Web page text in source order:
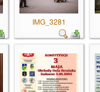
IMG_3281